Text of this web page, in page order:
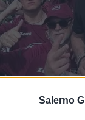
Salerno